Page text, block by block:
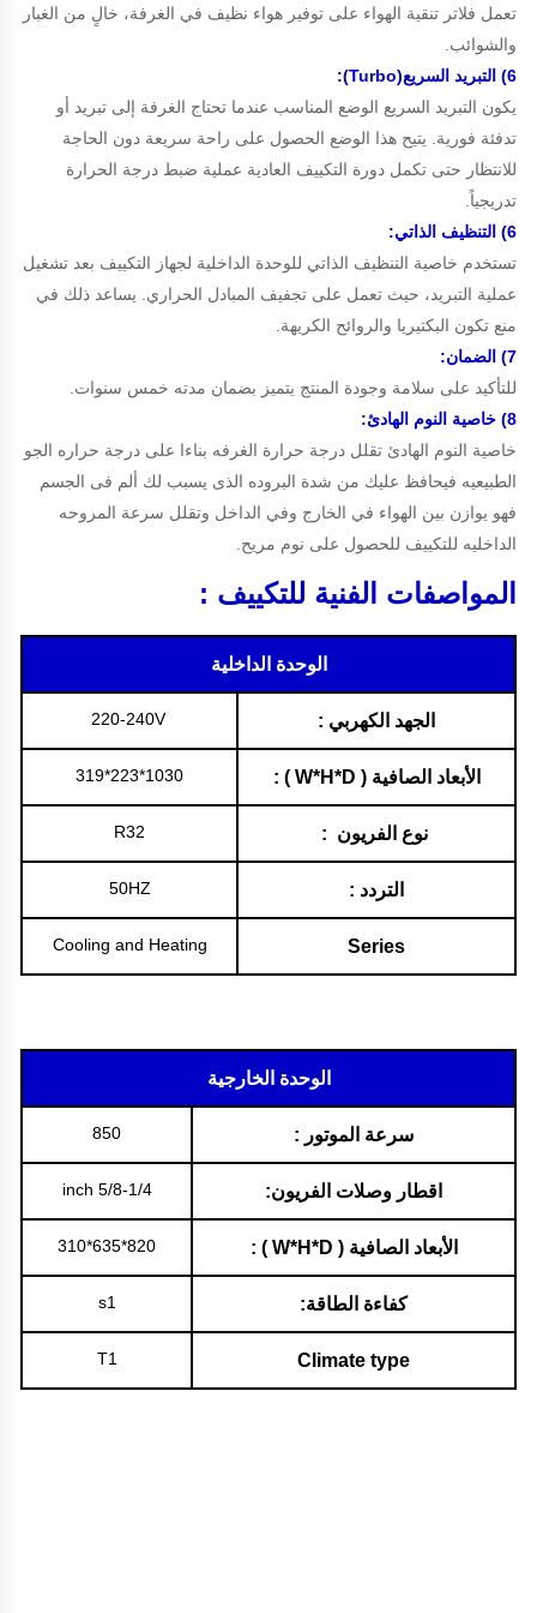
تعمل فلاتر تنقية الهواء على توفير هواء نظيف في الغرفة، خالٍ من الغبار
والشوائب.
6) التبريد السريع(Turbo):
يكون التبريد السريع الوضع المناسب عندما تحتاج الغرفة إلى تبريد أو
تدفئة فورية. يتيح هذا الوضع الحصول على راحة سريعة دون الحاجة
للانتظار حتى تكمل دورة التكييف العادية عملية ضبط درجة الحرارة
تدريجياً.
6) التنظيف
الذاتي:
تستخدم خاصية التنظيف الذاتي للوحدة الداخلية لجهاز التكييف بعد تشغيل
عملية التبريد، حيث تعمل على تجفيف المبادل الحراري. يساعد ذلك في
منع تكون البكتيريا والروائح الكريهة.
7) الضمان:
للتأكيد على سلامة وجودة المنتج يتميز بضمان مدته خمس سنوات.
8) خاصية النوم الهادئ:
خاصية النوم الهادئ تقلل درجة حرارة الغرفه بناءا على درجة حراره الجو
الطبيعيه فيحافظ عليك من شدة البروده الذى يسبب لك ألم فى الجسم
فهو يوازن بين الهواء في الخارج وفي الداخل وتقلل سرعة المروحه
الداخليه للتكييف للحصول على نوم مريح.
المواصفات الفنية للتكييف :
الوحدة الداخلية
الجهد الكهربي : 220-240V
الأبعاد الصافية ( W*H*D ) : 1030*223*319
نوع الفريون : R32
التردد : 50HZ
Series
Cooling and Heating
الوحدة الخارجية
سرعة الموتور : 850
اقطار وصلات الفريون: 5/8-1/4 inch
الأبعاد الصافية ( W*H*D ) : 820*635*310
كفاءة الطاقة: s1
Climate type
T1